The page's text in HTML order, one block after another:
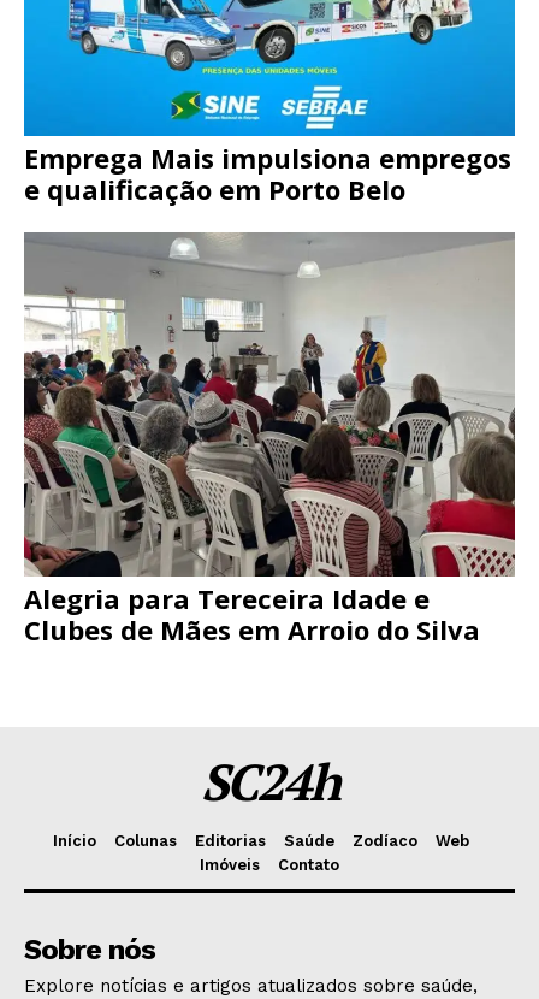
Emprega Mais impulsiona empregos
e qualificação em Porto Belo
Alegria para Tereceira Idade e
Clubes de Mães em Arroio do Silva
SC24h
Início Colunas Editorias Saúde Zodíaco
Web
Imóveis
Contato
Sobre nós
Explore notícias e artigos atualizados sobre saúde,